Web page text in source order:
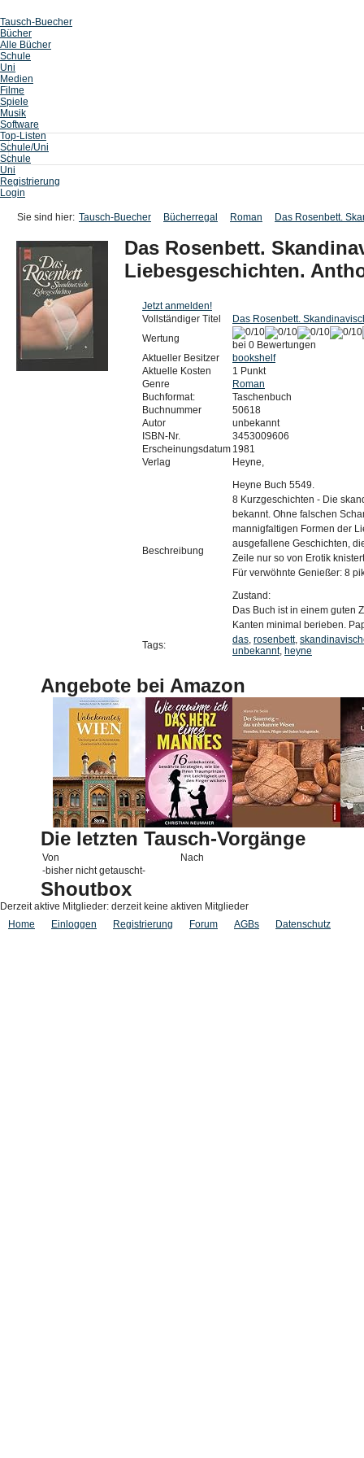
Tausch-Buecher
Bücher
Alle Bücher
Schule
Uni
Medien
Filme
Spiele
Musik
Software
Top-Listen
Schule/Uni
Schule
Uni
Registrierung
Login
Sie sind hier: Tausch-Buecher Bücherregal Roman Das Rosenbett.
Das Rosenbett.
Liebesgeschichten.
Jetzt anmelden!
Vollständiger Titel
Das Rosenbett.
Wertung
bei 0 Bewertungen
Aktueller Besitzer
bookshelf
Aktuelle Kosten
1 Punkt
Genre
Roman
Buchformat:
Taschenbuch
Buchnummer
50618
Autor
unbekannt
ISBN-Nr.
3453009606
Erscheinungsdatum 1981
Verlag
Heyne,
Beschreibung
Heyne Buch 5549.
8 Kurzgeschichten - Die
bekannt. Ohne falschen
mannigfaltigen Formen der
ausgefallene Geschichten,
Zeile nur so von Erotik
Für verwöhnte Genießer: 8
Zustand:
Das Buch ist in einem guten
Kanten minimal berieben.
Tags:
das, rosenbett,
unbekannt, heyne
Angebote bei Amazon
Die letzten Tausch-Vorgänge
Von
Nach
-bisher nicht getauscht-
Shoutbox
Derzeit aktive Mitglieder: derzeit keine aktiven Mitglieder
Home
Einloggen Registrierung Forum AGBs Datenschutz